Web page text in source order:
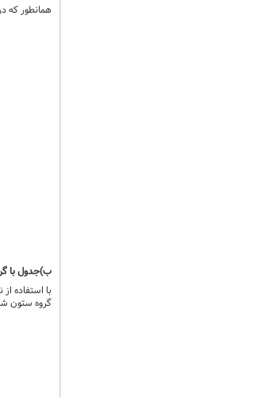
همانطور که
ب)جدول با
با استفاده از
گروه ستون